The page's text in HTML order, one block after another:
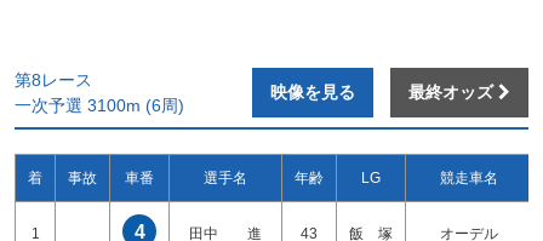
第8レース
一次予選 3100m (6周)
映像を見る 最終オッズ
着 事故 車番 選手名 年齢 LG 競走車名
1 4 田中 進 43 飯 塚 オーデル